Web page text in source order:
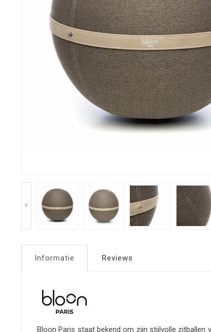
Informatie Reviews
Bloon Paris staat bekend om zijn stijlvolle zitballen